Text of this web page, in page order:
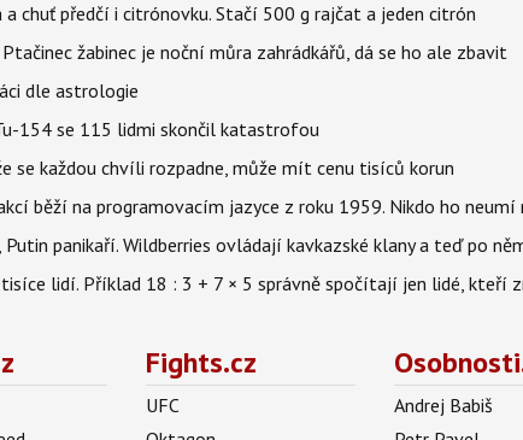
chuť předčí i citrónovku. Stačí 500 g rajčat a jeden citrón
žabinec je noční můra zahrádkářů, dá se ho ale zbavit
dle astrologie
154 se 115 lidmi skončil katastrofou
se každou chvíli rozpadne, může mít cenu tisíců korun
běží na programovacím jazyce z roku 1959. Nikdo ho neumí
panikaří. Wildberries ovládají kavkazské klany a teď po
lidí. Příklad 18 : 3 + 7 × 5 správně spočítají jen lidé, kteří
Fights.cz
UFC
Andrej Babiš